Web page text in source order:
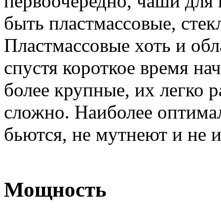
быть пластмассовые,
Пластмассовые хоть и
спустя короткое время
более крупные, их легко
сложно. Наиболее
бьются, не мутнеют и не
Мощность